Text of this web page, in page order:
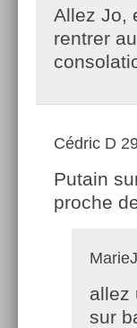
Allez Jo,
rentrer
Cédric D
Putain
proche
allez
sur